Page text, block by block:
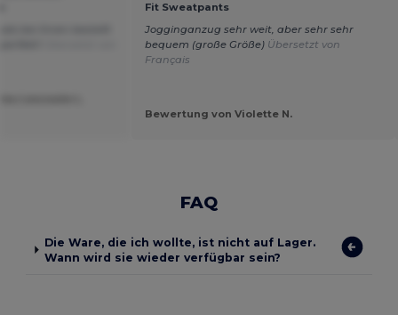
Fit Sweatpants
Jogginganzug sehr weit, aber sehr sehr
bequem (große Größe) Übersetzt von
Français
Bewertung von Violette N.
FAQ
Die Ware, die ich wollte, ist nicht auf Lager.
Wann wird sie wieder verfügbar sein?